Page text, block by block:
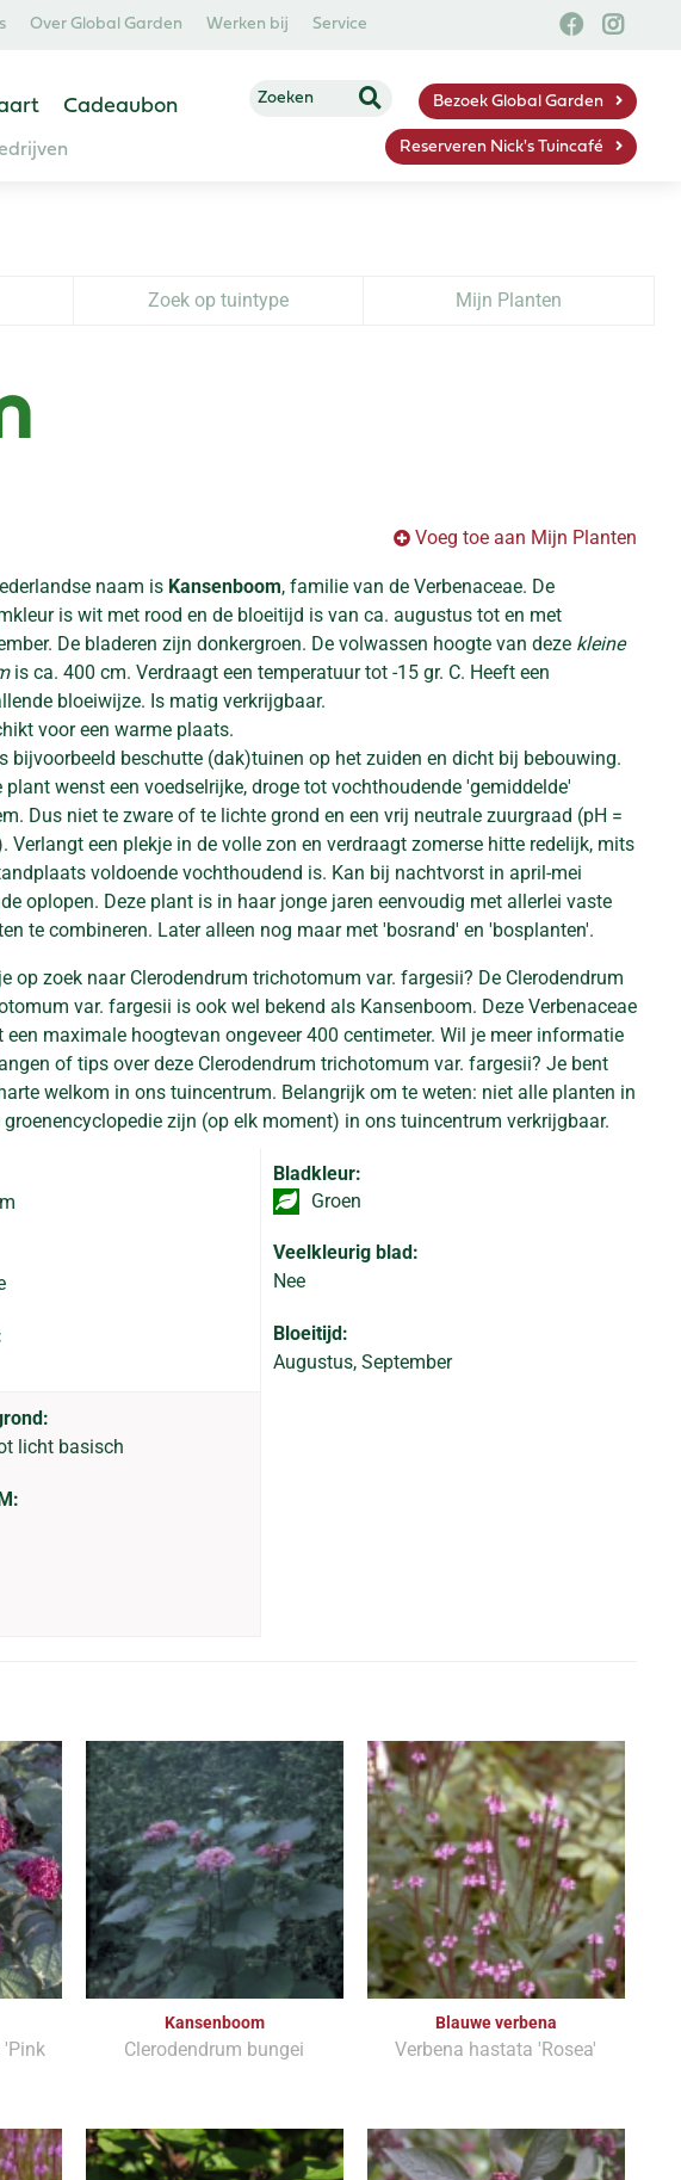
Over Global Garden Werken bij Service
Cadeaubon Bezoek Global Garden
Reserveren Nick's Tuincafé
Zoek op tuintype Mijn Planten
Voeg toe aan Mijn Planten
naam is Kansenboom, familie van de Verbenaceae. De
is wit met rood en de bloeitijd is van ca. augustus tot en met
De bladeren zijn donkergroen. De volwassen hoogte van deze kleine
is ca. 400 cm. Verdraagt een temperatuur tot -15 gr. C. Heeft een
bloeiwijze. Is matig verkrijgbaar.
voor een warme plaats.
bijvoorbeeld beschutte (dak)tuinen op het zuiden en dicht bij bebouwing.
plant wenst een voedselrijke, droge tot vochthoudende 'gemiddelde'
Dus niet te zware of te lichte grond en een vrij neutrale zuurgraad (pH =
Verlangt een plekje in de volle zon en verdraagt zomerse hitte redelijk, mits
voldoende vochthoudend is. Kan bij nachtvorst in april-mei
oplopen. Deze plant is in haar jonge jaren eenvoudig met allerlei vaste
te combineren. Later alleen nog maar met 'bosrand' en 'bosplanten'.
op zoek naar Clerodendrum trichotomum var. fargesii? De Clerodendrum
var. fargesii is ook wel bekend als Kansenboom. Deze Verbenaceae
een maximale hoogtevan ongeveer 400 centimeter. Wil je meer informatie
of tips over deze Clerodendrum trichotomum var. fargesii? Je bent
welkom in ons tuincentrum. Belangrijk om te weten: niet alle planten in
groenencyclopedie zijn (op elk moment) in ons tuincentrum verkrijgbaar.
Bladkleur:
Groen
Veelkleurig blad:
Nee
Bloeitijd:
Augustus, September
licht basisch
'Pink
Kansenboom
Clerodendrum bungei
Blauwe verbena
Verbena hastata 'Rosea'